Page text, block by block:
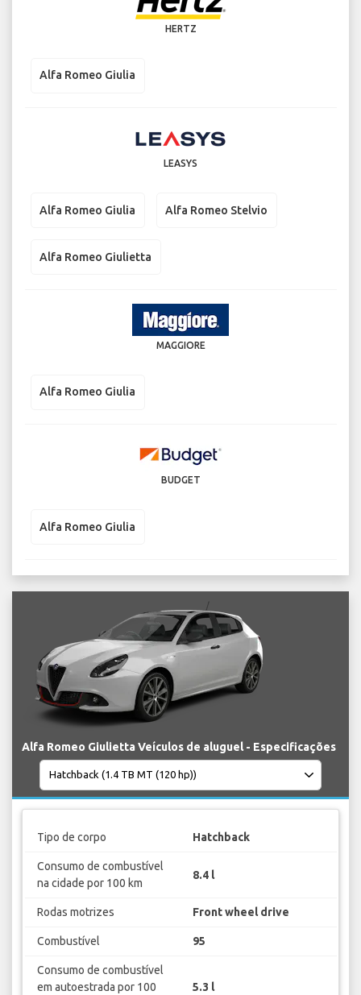
HERTZ
Alfa Romeo Giulia
LEASYS
Alfa Romeo Giulia Alfa Romeo Stelvio
Alfa Romeo Giulietta
MAGGIORE
Alfa Romeo Giulia
BUDGET
Alfa Romeo Giulia
Alfa Romeo Giulietta Veículos de aluguel - Especificações
Tipo de corpo Hatchback
Consumo de combustível
na cidade por 100 km
8.4 l
Rodas motrizes Front wheel drive
Combustível 95
Consumo de combustível
em autoestrada por 100
5.3 l